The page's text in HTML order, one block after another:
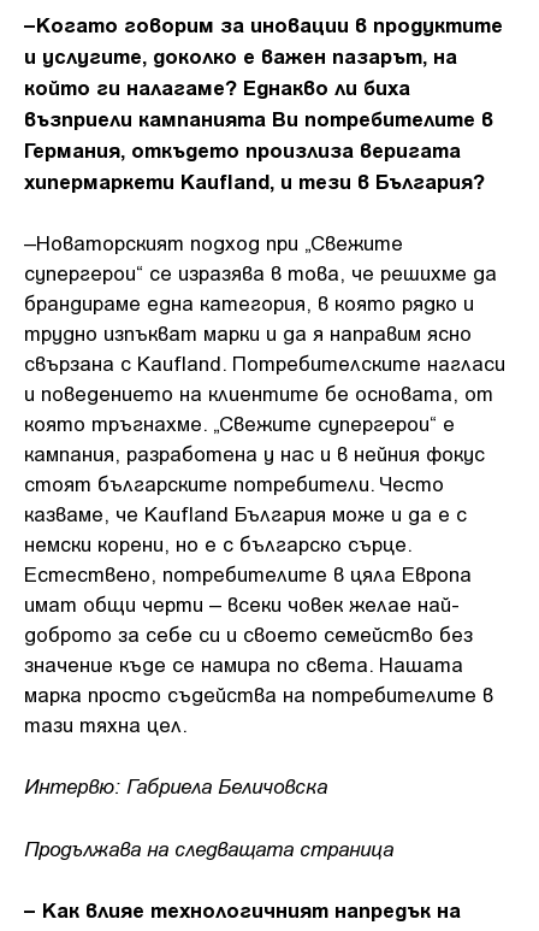
–Когато говорим за иновации в продуктите
и услугите, доколко е важен пазарът, на
който ги налагаме? Еднакво ли биха
възприели кампанията Ви потребителите в
Германия, откъдето произлиза веригата
хипермаркети Kaufland, и тези в България?
–Новаторският подход при „Свежите
супергерои“ се изразява в това, че решихме да
брандираме една категория, в която рядко и
трудно изпъкват марки и да я направим ясно
свързана с Kaufland. Потребителските нагласи
и поведението на клиентите бе основата, от
която тръгнахме. „Свежите супергерои“ е
кампания, разработена у нас и в нейния фокус
стоят българските потребители. Често
казваме, че Kaufland България може и да е с
немски корени, но е с българско сърце.
Естествено, потребителите в цяла Европа
имат общи черти – всеки човек желае най-
доброто за себе си и своето семейство без
значение къде се намира по света. Нашата
марка просто съдейства на потребителите в
тази тяхна цел.
Интервю: Габриела Беличовска
Продължава на следващата страница
– Как влияе технологичният напредък на